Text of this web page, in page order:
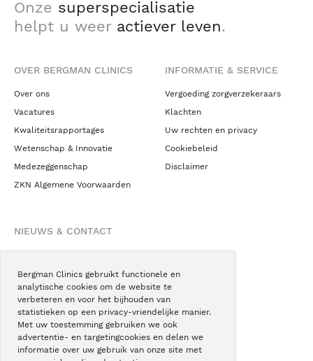
Bergman Clinics gebruikt functionele en
analytische cookies om de website te
verbeteren en voor het bijhouden van
statistieken op een privacy-vriendelijke manier.
Met uw toestemming gebruiken we ook
advertentie- en targetingcookies en delen we
informatie over uw gebruik van onze site met
Onze superspecialisatie
helpt u weer actiever leven.
OVER BERGMAN CLINICS
Over ons
Vacatures
Kwaliteitsrapportages
Wetenschap & Innovatie
Medezeggenschap
ZKN Algemene Voorwaarden
INFORMATIE & SERVICE
Vergoeding zorgverzekeraars
Klachten
Uw rechten en privacy
Cookiebeleid
Disclaimer
NIEUWS & CONTACT
Blogs
Podcast
Pressroom
Instagram
Facebook